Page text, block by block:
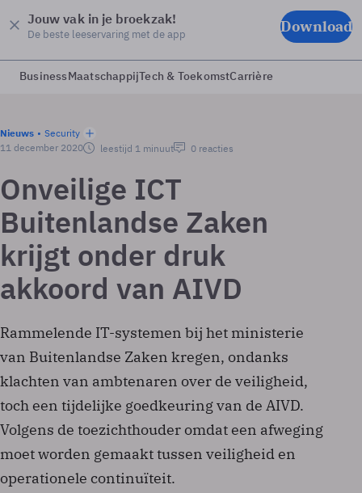
Jouw vak in je broekzak!
De beste leeservaring met de app Download
BusinessMaatschappijTech & ToekomstCarrière
Nieuws
Security
11 december 2020
leestijd 1 minuut 0 reacties
Onveilige ICT
Buitenlandse Zaken
krijgt onder druk
akkoord van AIVD
Rammelende IT-systemen bij het ministerie
van Buitenlandse Zaken kregen, ondanks
klachten van ambtenaren over de veiligheid,
toch een tijdelijke goedkeuring van de AIVD.
Volgens de toezichthouder omdat een afweging
moet worden gemaakt tussen veiligheid en
operationele continuïteit.